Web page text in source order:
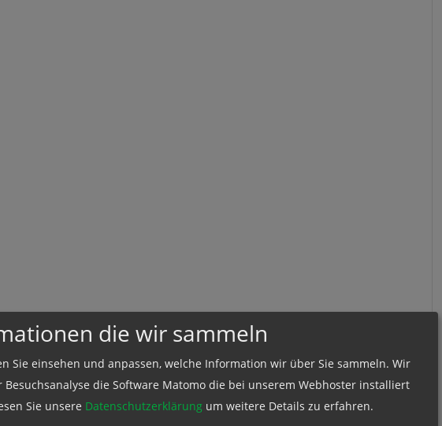
die wir sammeln
Sie einsehen und anpassen, welche Information wir über Sie sammeln. Wir
Besuchsanalyse die Software Matomo die bei unserem Webhoster installiert
Sie unsere Datenschutzerklärung um weitere Details zu erfahren.